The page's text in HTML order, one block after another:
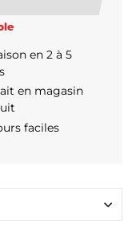
en 2 à 5
en magasin
faciles